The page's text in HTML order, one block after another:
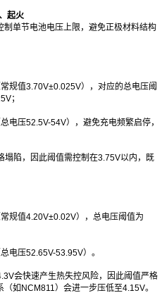
起火
单节电池电压上限，避免正极材料结构
规值3.70V±0.025V），对应的总电压阈
；
电压52.5V-54V），避免充电频繁启停，
塌陷，因此阈值需控制在3.75V以内，既
规值4.20V±0.02V），总电压阈值为
电压52.65V-53.95V）。
会快速产生热失控风险，因此阈值严格
如NCM811）会进一步压低至4.15V。